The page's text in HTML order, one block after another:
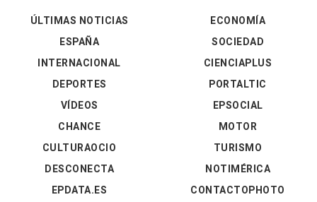
ÚLTIMAS NOTICIAS
ESPAÑA
INTERNACIONAL
DEPORTES
VÍDEOS
ECONOMÍA
SOCIEDAD
CIENCIAPLUS
PORTALTIC
EPSOCIAL
CHANCE
CULTURAOCIO
DESCONECTA
EPDATA.ES
MOTOR
TURISMO
NOTIMÉRICA
CONTACTOPHOTO